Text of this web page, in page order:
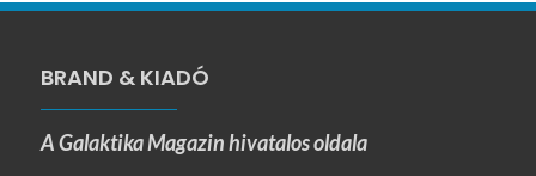
BRAND & KIADÓ
A Galaktika Magazin hivatalos oldala